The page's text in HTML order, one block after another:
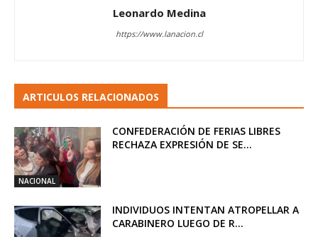
Leonardo Medina
https://www.lanacion.cl
ARTICULOS RELACIONADOS
NACIONAL
CONFEDERACIÓN DE FERIAS LIBRES
RECHAZA EXPRESIÓN DE SE...
INDIVIDUOS INTENTAN ATROPELLAR A
CARABINERO LUEGO DE R...